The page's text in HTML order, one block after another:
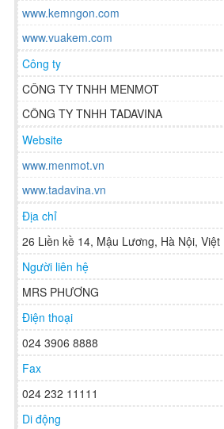
www.kemngon.com
www.vuakem.com
Công ty
CÔNG TY TNHH MENMOT
CÔNG TY TNHH TADAVINA
Website
www.menmot.vn
www.tadavina.vn
Địa chỉ
26 Liền kề 14, Mậu Lương, Hà Nội, Việt
Người liên hệ
MRS PHƯƠNG
Điện thoại
024 3906 8888
Fax
024 232 11111
Di động